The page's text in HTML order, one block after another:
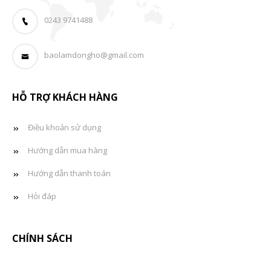
0243 9741488
baolamdongho@gmail.com
HỖ TRỢ KHÁCH HÀNG
Điều khoản sử dụng
Hướng dẫn mua hàng
Hướng dẫn thanh toán
Hỏi đáp
CHÍNH SÁCH